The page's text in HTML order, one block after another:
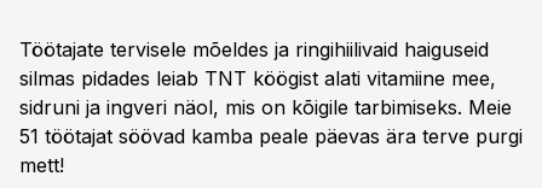
Töötajate tervisele mõeldes ja ringihiilivaid haiguseid
silmas pidades leiab TNT köögist alati vitamiine mee,
sidruni ja ingveri näol, mis on kõigile tarbimiseks. Meie
51 töötajat söövad kamba peale päevas ära terve purgi
mett!